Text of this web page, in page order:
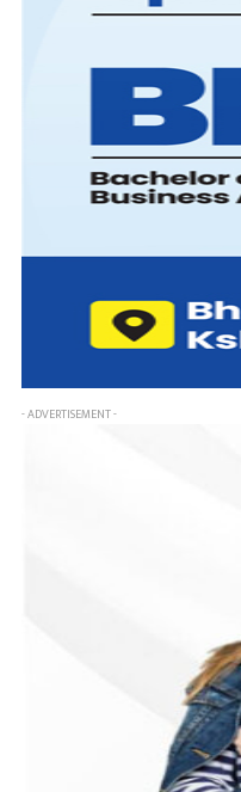
- ADVERTISEMENT -